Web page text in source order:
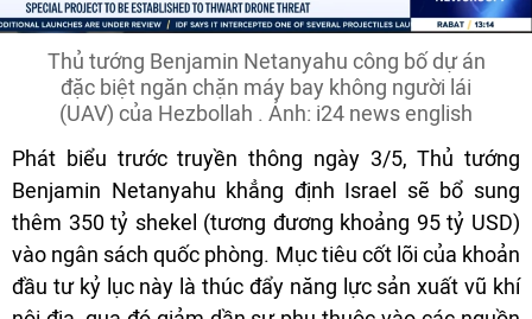
Thủ tướng Benjamin Netanyahu công bố dự án
đặc biệt ngăn chặn máy bay không người lái
(UAV) của Hezbollah . Ảnh: i24 news english
Phát biểu trước truyền thông ngày 3/5, Thủ tướng
Benjamin Netanyahu khẳng định Israel sẽ bổ sung
thêm 350 tỷ shekel (tương đương khoảng 95 tỷ USD)
vào ngân sách quốc phòng. Mục tiêu cốt lõi của khoản
đầu tư kỷ lục này là thúc đẩy năng lực sản xuất vũ khí